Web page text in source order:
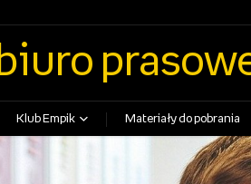
biuro
Klub Empik Materiały do pobrania